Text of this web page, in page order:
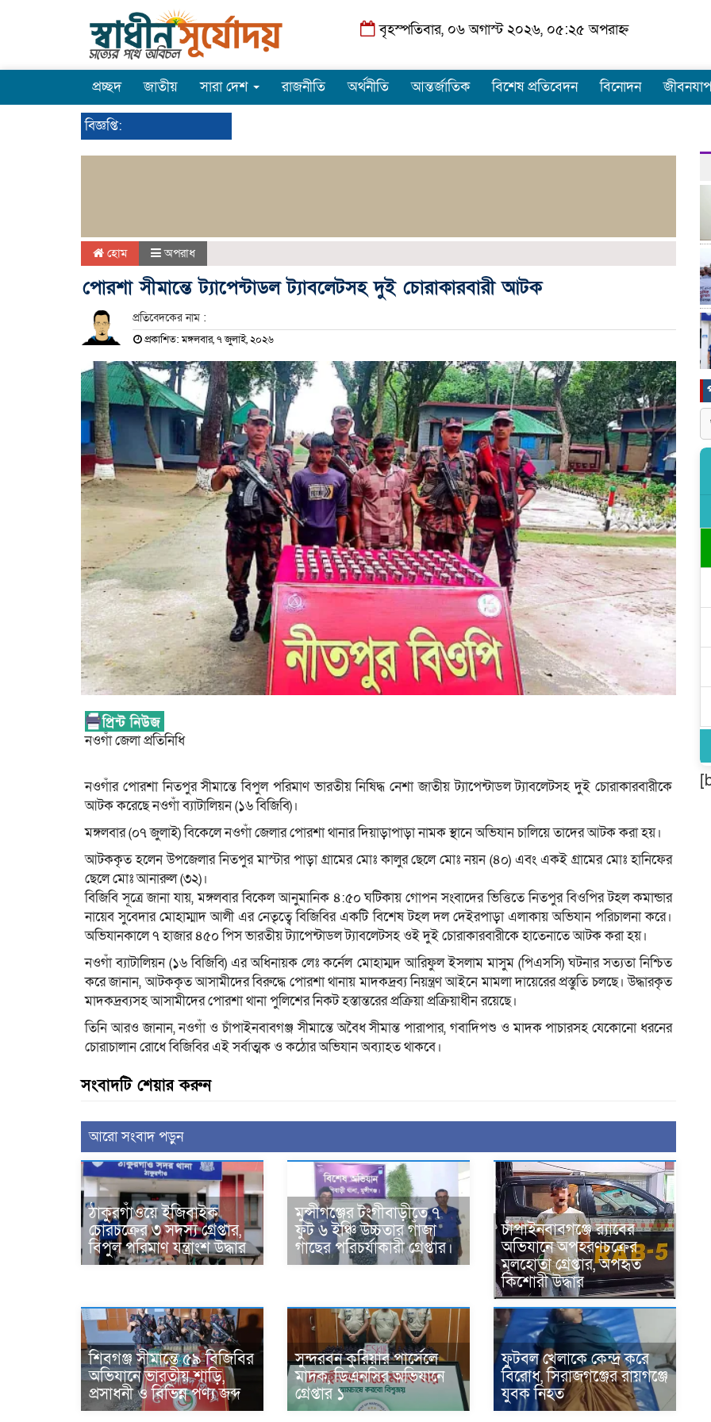
বৃহস্পতিবার, ০৬ অগাস্ট ২০২৬, ০৫:২৫ অপরাহ্ন
প্রচ্ছদ জাতীয় সারা দেশ রাজনীতি অর্থনীতি আন্তর্জাতিক বিশেষ প্রতিবেদন বিনোদন
বিজ্ঞপ্তি:
হোম অপরাধ
পোরশা সীমান্তে ট্যাপেন্টাডল ট্যাবলেটসহ দুই চোরাকারবারী আটক
প্রতিবেদকের নাম :
প্রকাশিত: মঙ্গলবার, ৭ জুলাই, ২০২৬
নওগাঁ জেলা প্রতিনিধি
নওগাঁর পোরশা নিতপুর সীমান্তে বিপুল পরিমাণ ভারতীয় নিষিদ্ধ নেশা জাতীয় ট্যাপেন্টাডল ট্যাবলেটসহ দুই চোরাকারবারীকে
আটক করেছে নওগাঁ ব্যাটালিয়ন (১৬ বিজিবি)।
মঙ্গলবার (০৭ জুলাই) বিকেলে নওগাঁ জেলার পোরশা থানার দিয়াড়াপাড়া নামক স্থানে অভিযান চালিয়ে তাদের আটক করা হয়।
​আটককৃত হলেন উপজেলার নিতপুর মাস্টার পাড়া গ্রামের মোঃ কালুর ছেলে মোঃ নয়ন (৪০) এবং একই গ্রামের মোঃ হানিফের
ছেলে মোঃ আনারুল (৩২)।
​বিজিবি সূত্রে জানা যায়, মঙ্গলবার বিকেল আনুমানিক ৪:৫০ ঘটিকায় গোপন সংবাদের ভিত্তিতে নিতপুর বিওপির টহল কমান্ডার
নায়েব সুবেদার মোহাম্মাদ আলী এর নেতৃত্বে বিজিবির একটি বিশেষ টহল দল দেইরপাড়া এলাকায় অভিযান পরিচালনা করে।
অভিযানকালে ৭ হাজার ৪৫০ পিস ভারতীয় ট্যাপেন্টাডল ট্যাবলেটসহ ওই দুই চোরাকারবারীকে হাতেনাতে আটক করা হয়।
​নওগাঁ ব্যাটালিয়ন (১৬ বিজিবি) এর অধিনায়ক লেঃ কর্নেল মোহাম্মদ আরিফুল ইসলাম মাসুম (পিএসসি) ঘটনার সত্যতা নিশ্চিত
করে জানান, আটককৃত আসামীদের বিরুদ্ধে পোরশা থানায় মাদকদ্রব্য নিয়ন্ত্রণ আইনে মামলা দায়েরের প্রস্তুতি চলছে। উদ্ধারকৃত
মাদকদ্রব্যসহ আসামীদের পোরশা থানা পুলিশের নিকট হস্তান্তরের প্রক্রিয়া প্রক্রিয়াধীন রয়েছে।
​তিনি আরও জানান, নওগাঁ ও চাঁপাইনবাবগঞ্জ সীমান্তে অবৈধ সীমান্ত পারাপার, গবাদিপশু ও মাদক পাচারসহ যেকোনো ধরনের
চোরাচালান রোধে বিজিবির এই সর্বাত্মক ও কঠোর অভিযান অব্যাহত থাকবে।
সংবাদটি শেয়ার করুন
আরো সংবাদ পড়ুন
ঠাকুরগাঁওয়ে ইজিবাইক
চোরচক্রের ৩ সদস্য গ্রেপ্তার,
বিপুল পরিমাণ যন্ত্রাংশ উদ্ধার ‎
মুন্সীগঞ্জের টংগীবাড়ীতে ৭
ফুট ৬ ইঞ্চি উচ্চতার গাঁজা
গাছের পরিচর্যাকারী গ্রেপ্তার।
চাঁপাইনবাবগঞ্জে র‍্যাবের
অভিযানে অপহরণচক্রের
মূলহোতা গ্রেপ্তার, অপহৃত
কিশোরী উদ্ধার
শিবগঞ্জ সীমান্তে ৫৯ বিজিবির
অভিযানে ভারতীয় শাড়ি,
প্রসাধনী ও বিভিন্ন পণ্য জব্দ
সুন্দরবন কুরিয়ার পার্সেলে
মাদক, ডিএনসির অভিযানে
গ্রেপ্তার ১
ফুটবল খেলাকে কেন্দ্র করে
বিরোধ, সিরাজগঞ্জের রায়গঞ্জে
যুবক নিহত